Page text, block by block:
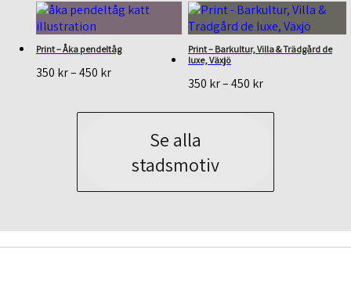
till
till
450 kr
Print – Åka pendeltåg
350 kr–450 krPrisintervall:
Print – Barkultur, Villa & Trädgård de
luxe, Växjö
350 kr–450 krPrisintervall:
till
Se alla
stadsmotiv